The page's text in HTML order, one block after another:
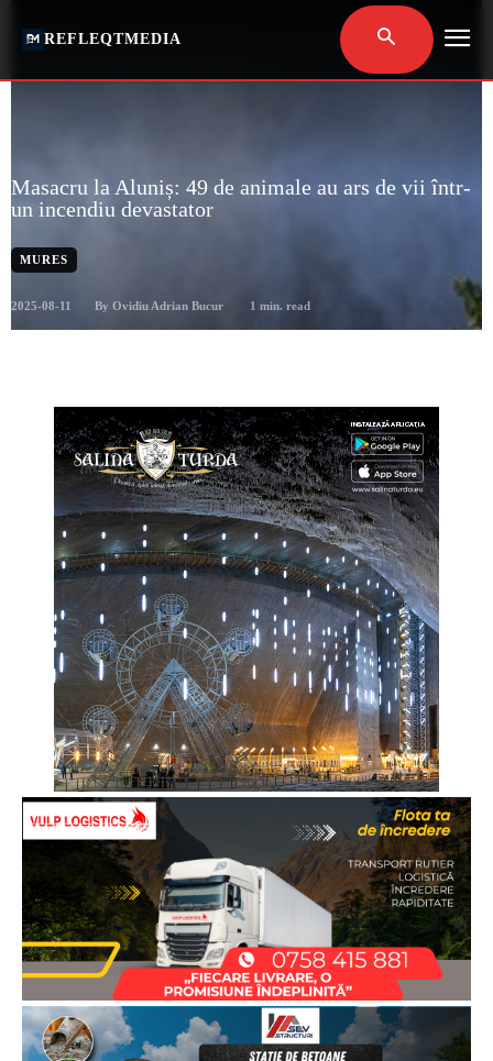
REFLEQTMEDIA
Masacru la Aluniș: 49 de animale au ars de vii într-
un incendiu devastator
MURES
2025-08-11 By Ovidiu Adrian Bucur 1 min. read